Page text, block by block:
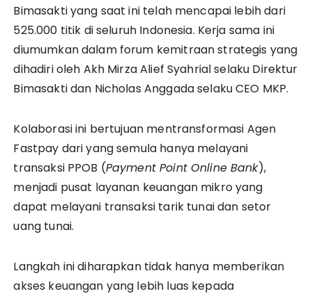
Bimasakti yang saat ini telah mencapai lebih dari
525.000 titik di seluruh Indonesia. Kerja sama ini
diumumkan dalam forum kemitraan strategis yang
dihadiri oleh Akh Mirza Alief Syahrial selaku Direktur
Bimasakti dan Nicholas Anggada selaku CEO MKP.
Kolaborasi ini bertujuan mentransformasi Agen
Fastpay dari yang semula hanya melayani
transaksi PPOB (Payment Point Online Bank),
menjadi pusat layanan keuangan mikro yang
dapat melayani transaksi tarik tunai dan setor
uang tunai.
Langkah ini diharapkan tidak hanya memberikan
akses keuangan yang lebih luas kepada